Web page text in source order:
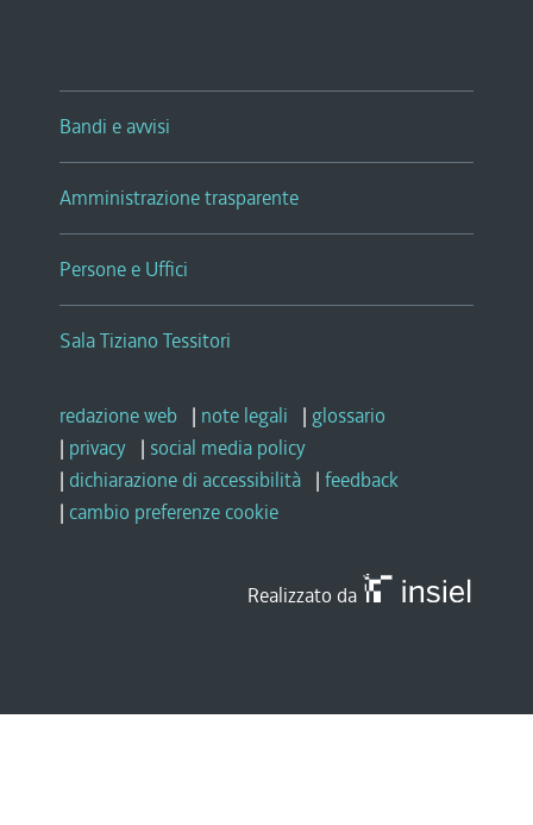
Bandi e avvisi
Amministrazione trasparente
Persone e Uffici
Sala Tiziano Tessitori
redazione web | note legali | glossario
| privacy | social media policy
| dichiarazione di accessibilità | feedback
| cambio preferenze cookie
Realizzato da